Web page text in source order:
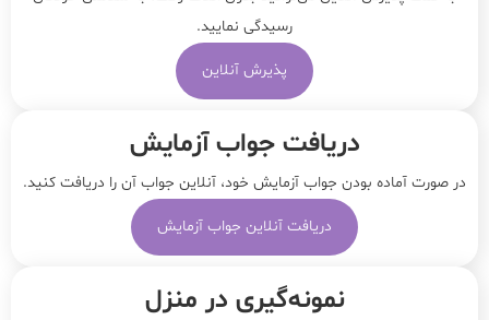
رسیدگی نمایید.
پذیرش آنلاین
دریافت جواب آزمایش
در صورت آماده بودن جواب آزمایش خود، آنلاین جواب‌ آن را دریافت کنید.
دریافت آنلاین جواب آزمایش
نمونه‌‌گیری در منزل